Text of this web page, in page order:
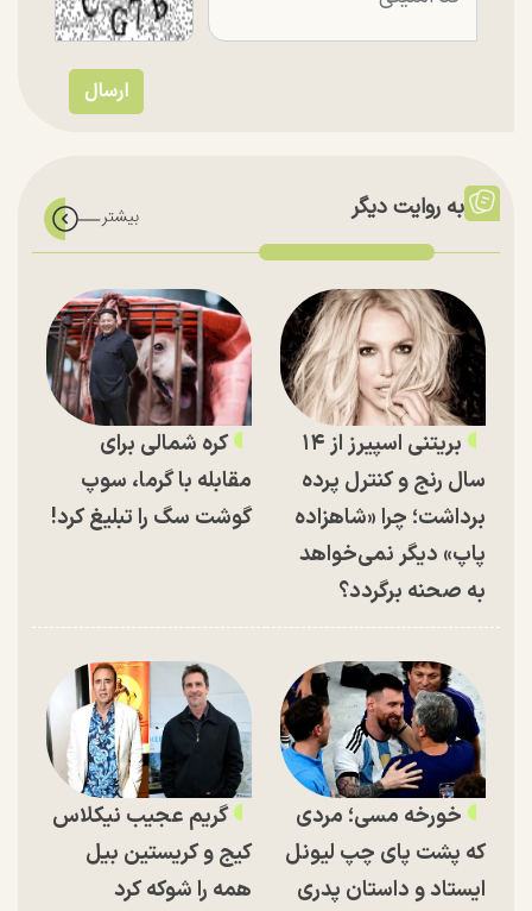
به روایت دیگر
بریتنی اسپیرز از ۱۴
سال رنج و کنترل پرده
برداشت؛ چرا «شاهزاده
پاپ» دیگر نمی‌خواهد
به صحنه برگردد؟
کره شمالی برای
مقابله با گرما، سوپ
گوشت سگ را تبلیغ کرد!
خورخه مسی؛ مردی
که پشت پای چپ لیونل
ایستاد و داستان پدری
گریم عجیب نیکلاس
کیج و کریستین بیل
همه را شوکه کرد